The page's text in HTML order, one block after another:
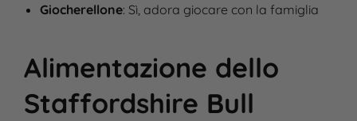
Giocherellone: Sì, adora giocare con la famiglia
Alimentazione dello
Staffordshire Bull